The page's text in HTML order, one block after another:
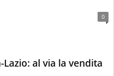
0
al via la vendita